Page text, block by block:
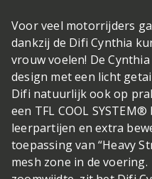
Voor veel motorrijders
dankzij de Difi Cynthia
vrouw voelen! De
design met een licht
Difi natuurlijk ook op
een TFL COOL
leerpartijen en extra
toepassing van “Heavy
mesh zone in de